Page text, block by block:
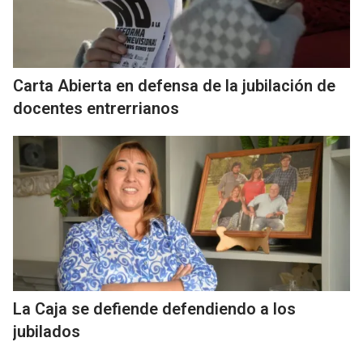
Carta Abierta en defensa de la jubilación de
docentes entrerrianos
La Caja se defiende defendiendo a los
jubilados